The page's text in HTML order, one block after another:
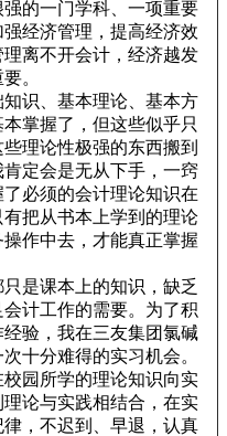
的一门学科、一项重要
经济管理，提高经济效
离不开会计，经济越发
。
识、基本理论、基本方
掌握了，但这些似乎只
理论性极强的东西搬到
定会是无从下手，一窍
必须的会计理论知识在
把从书本上学到的理论
作中去，才能真正掌握
是课本上的知识，缺乏
计工作的需要。为了积
验，我在三友集团氯碱
十分难得的实习机会。
园所学的理论知识向实
论与实践相结合，在实
，不迟到、早退，认真